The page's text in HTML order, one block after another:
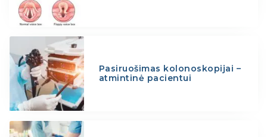
Pasiruošimas kolonoskopijai –
atmintinė pacientui